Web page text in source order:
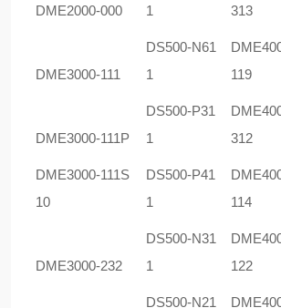
DME2000-000
1
313
DME3000-111
DS500-N61
1
119
DME3000-111P
DS500-P31
1
312
DME3000-111S
10
DS500-P41
1
114
DME3000-232
DS500-N31
1
122
DS500-N21